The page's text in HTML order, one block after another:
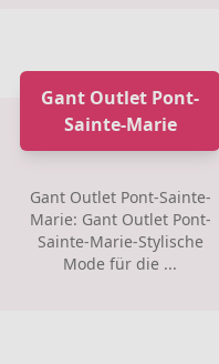
Gant Outlet Pont-
Sainte-Marie
Gant Outlet Pont-Sainte-
Marie: Gant Outlet Pont-
Sainte-Marie-Stylische
Mode für die ...